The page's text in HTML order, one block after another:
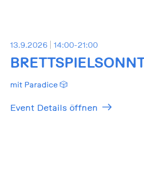
13.9.2026 14:00-21:00
mit Paradice 🎲
Event Details öffnen